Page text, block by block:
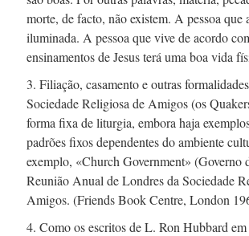
morte, de facto, não existem. A pessoa que
iluminada. A pessoa que vive de acordo
ensinamentos de Jesus terá uma boa vida
3. Filiação, casamento e outras
Sociedade Religiosa de Amigos (os
forma fixa de liturgia, embora haja
padrões fixos dependentes do ambiente
exemplo, «Church Government» (Governo
Reunião Anual de Londres da Sociedade
Amigos. (Friends Book Centre, London
4. Como os escritos deL. Ron Hubbard